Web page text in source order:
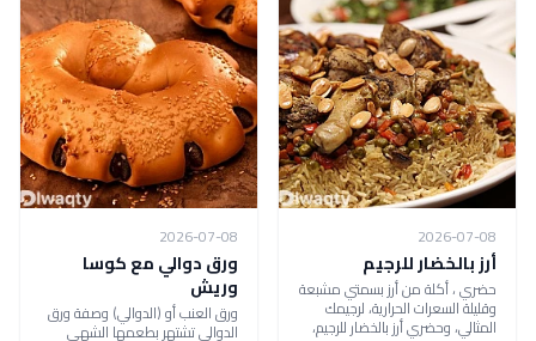
2026-07-08
أرز بالخضار للرجيم
حضري ، أكلة من أرز بسمتي مشبعة
وقليلة السعرات الحرارية، لرجيمك
المثالي، وحضري أرز بالخضار للرجيم،
2026-07-08
ورق دوالي مع كوسا
وريش
ورق العنب أو (الدوالي) وصفة ورق
الدوالي تشتهر بطعمها الشهي